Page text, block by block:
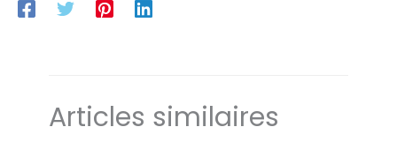
Articles similaires